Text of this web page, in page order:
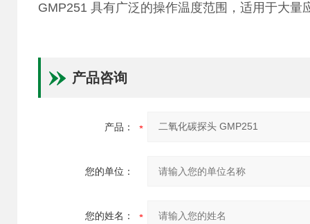
GMP251 具有广泛的操作温度范围，适用于大
产品咨询
产品：
您的单位：
您的姓名：